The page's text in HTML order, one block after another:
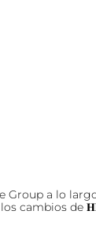
Group a lo
cambios de